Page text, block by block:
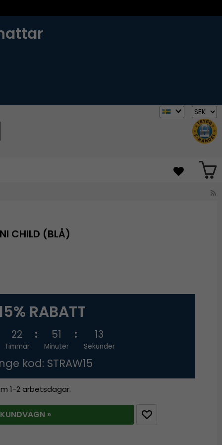
CHILD (BLÅ)
RABATT
22
Timmar
51
Minuter
12
Sekunder
kod: STRAW15
1-2 arbetsdagar.
»